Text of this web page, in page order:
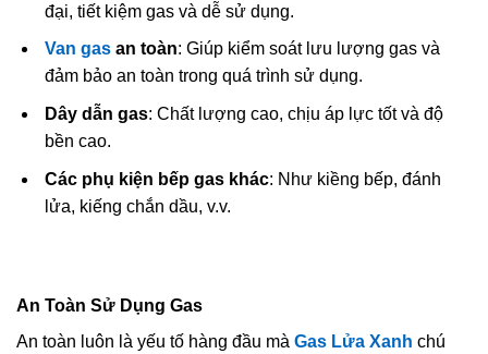
đại, tiết kiệm gas và dễ sử dụng.
Van gasan toàn: Giúp kiểm soát lưu lượng gas và
đảm bảo an toàn trong quá trình sử dụng.
Dây dẫn gas: Chất lượng cao, chịu áp lực tốt và độ
bền cao.
Các phụ kiện bếp gas khác: Như kiềng bếp, đánh
lửa, kiếng chắn dầu, v.v.
An Toàn Sử Dụng Gas
An toàn luôn là yếu tố hàng đầu mà Gas Lửa Xanh chú